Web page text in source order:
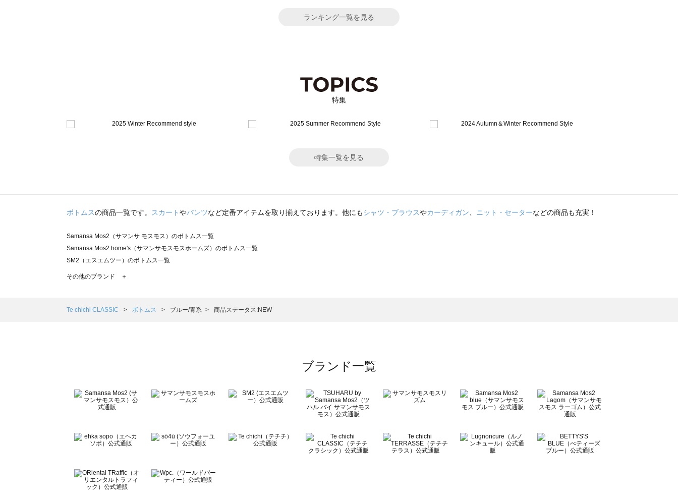
ランキング一覧を見る
特集
特集一覧を見る
ボトムスの商品一覧です。 スカートやパンツなど定番アイテムを取り揃えております。他にもシャツ・ブラウスやカーディガン、 ニット・セーターなどの商品も充実！
Samansa Mos2（サマンサ モスモス）のボトムス一覧
Samansa Mos2 home's（サマンサモスモスホームズ）のボトムス一覧
SM2（エスエムツー）のボトムス一覧
TSUHARU by Samansa Mos2（ツハルバイサマンサモスモス）のボトムス一覧
Samansa Mos2 Lagom（サマンサモスモス ラーゴム）のボトムス一覧
BETTY'S BLUE（べティーズブルー）のボトムス一覧
Wpc.（ワールドパーティー）のボトムス一覧
その他のブランド ＋
Te chichi CLASSIC ボトムス ブルー/青系 商品ステータス:NEW
ブランド一覧